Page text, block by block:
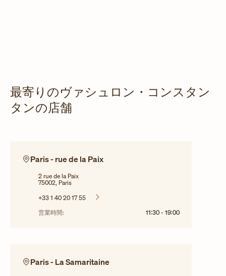
最寄りのヴァシュロン・コンスタン
タンの店舗
Paris - rue de la Paix
2 rue de la Paix
75002, Paris
+33 1 40 20 17 55
営業時間:
11:30 - 19:00
Paris - La Samaritaine